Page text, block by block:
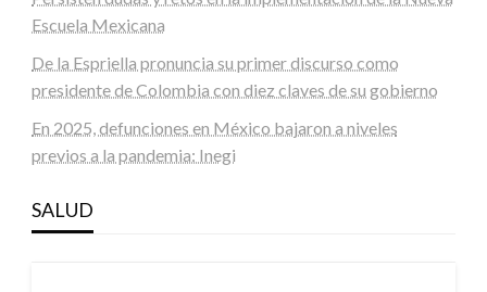
Escuela Mexicana
De la Espriella pronuncia su primer discurso como
presidente de Colombia con diez claves de su gobierno
En 2025, defunciones en México bajaron a niveles
previos a la pandemia: Inegi
SALUD